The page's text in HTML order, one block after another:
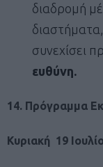
διαδρομή
συνεχίσει
ευθύνη.
14. Πρόγραμμα
Κυριακή 19